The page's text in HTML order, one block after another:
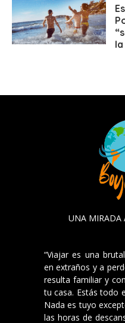
UNA MIRADA
“Viajar es una
en extraños y a
resulta familiar y
tu casa. Estás todo
Nada es tuyo
las horas de